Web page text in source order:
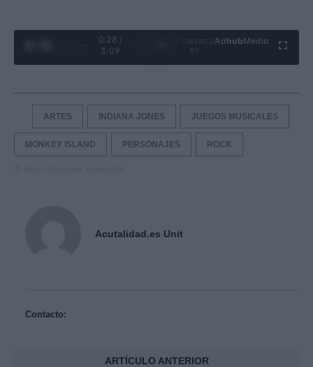
0:29 /
3:09
Ad hubMedia
ARTES INDIANA JONES JUEGOS MUSICALES
MONKEY ISLAND PERSONAJES ROCK
Acutalidad.es Unit
Contacto:
ARTÍCULO ANTERIOR